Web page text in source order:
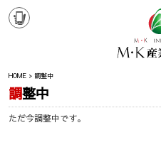
HOME 調整中
調整中
ただ今調整中です。